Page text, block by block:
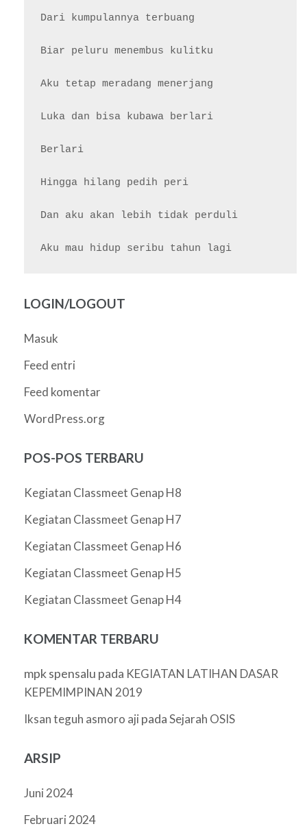
Dari kumpulannya terbuang
Biar peluru menembus kulitku
Aku tetap meradang menerjang
Luka dan bisa kubawa berlari
Berlari
Hingga hilang pedih peri
Dan aku akan lebih tidak perduli
LOGIN/LOGOUT
Masuk
Feed entri
Feed komentar
WordPress.org
POS-POS TERBARU
Kegiatan Classmeet Genap H8
Kegiatan Classmeet Genap H7
Kegiatan Classmeet Genap H6
Kegiatan Classmeet Genap H5
Kegiatan Classmeet Genap H4
KOMENTAR TERBARU
mpk spensalu pada KEGIATAN LATIHAN DASAR
KEPEMIMPINAN 2019
Iksan teguh asmoro aji padaSejarah OSIS
ARSIP
Juni 2024
Februari 2024